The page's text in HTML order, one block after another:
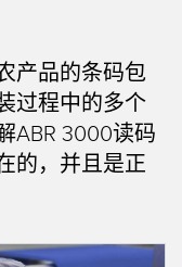
产品的条码包
过程中的多个
ABR 3000读码
的，并且是正